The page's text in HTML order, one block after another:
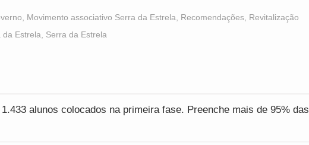
(Opens
in
new
window)
(Opens
new
window)
Movimento associativo Serra da Estrela Recomendações, Revitalização
da Estrela
Serra da Estrela
alunos colocados na primeira fase. Preenche mais de 95% das